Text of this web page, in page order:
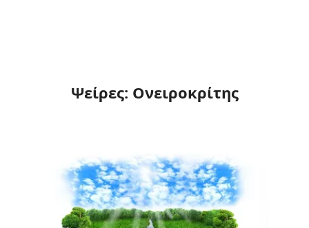
Ψείρες: Ονειροκρίτης